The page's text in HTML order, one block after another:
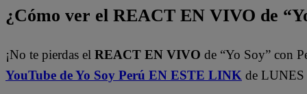
¿Cómo ver el REACT EN VIVO de
¡No te pierdas el REACT EN VIVO de “Yo Soy” con
YouTube de Yo Soy Perú EN ESTE LINK de LUNES